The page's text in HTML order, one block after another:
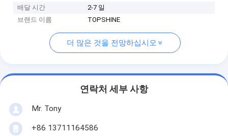
배달 시간
2-7 일
브랜드 이름
TOPSHINE
더 많은 것을 전망하십시오
연락처 세부 사항
Mr. Tony
+86 13711164586